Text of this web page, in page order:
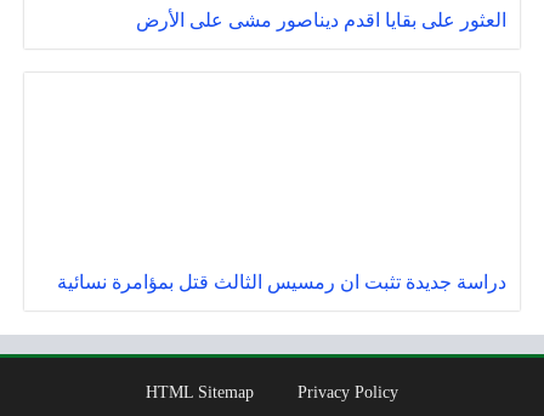
العثور على بقايا اقدم ديناصور مشى على الأرض
دراسة جديدة تثبت ان رمسيس الثالث قتل بمؤامرة نسائية
Privacy Policy
HTML Sitemap